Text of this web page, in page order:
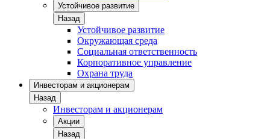
Устойчивое развитие
Назад
Устойчивое развитие
Окружающая среда
Социальная ответственность
Корпоративное управление
Охрана труда
Инвесторам и акционерам
Назад
Инвесторам и акционерам
Акции
Назад